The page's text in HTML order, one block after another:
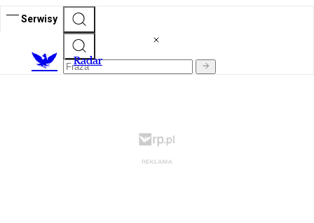
Serwisy
Radar